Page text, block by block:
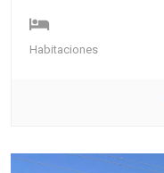
Habitaciones